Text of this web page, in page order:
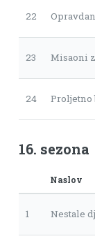
22
23 Misaoni
24 Proljetno
16. sezona
Naslov
1 Nestale